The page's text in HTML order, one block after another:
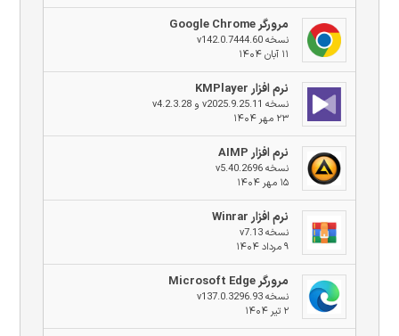
مرورگر Google Chrome
نسخه v142.0.7444.60
۱۱ آبان ۱۴۰۴
نرم افزار KMPlayer
نسخه v2025.9.25.11 و v4.2.3.28
۲۳ مهر ۱۴۰۴
نرم افزار AIMP
نسخه v5.40.2696
۱۵ مهر ۱۴۰۴
نرم افزار Winrar
نسخه v7.13
۹ مرداد ۱۴۰۴
مرورگر Microsoft Edge
نسخه v137.0.3296.93
۲ تیر ۱۴۰۴